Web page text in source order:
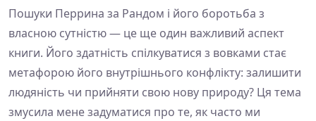
Пошуки Перрина за Рандом і його боротьба з
власною сутністю — це ще один важливий аспект
книги. Його здатність спілкуватися з вовками стає
метафорою його внутрішнього конфлікту: залишити
людяність чи прийняти свою нову природу? Ця тема
змусила мене задуматися про те, як часто ми